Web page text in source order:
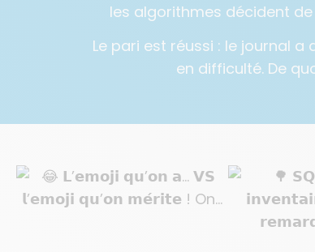
les algorithmes décident
Le pari est réussi : le journal
en difficulté. De